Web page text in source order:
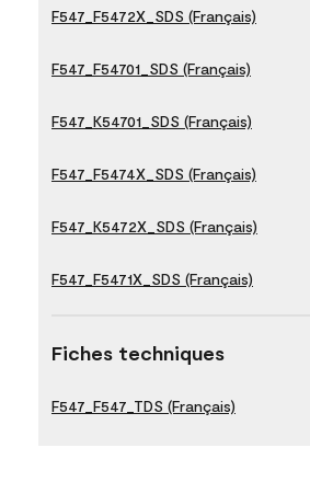
F547_F5472X_SDS (Français)
F547_F54701_SDS (Français)
F547_K54701_SDS (Français)
F547_F5474X_SDS (Français)
F547_K5472X_SDS (Français)
F547_F5471X_SDS (Français)
Fiches techniques
F547_F547_TDS (Français)